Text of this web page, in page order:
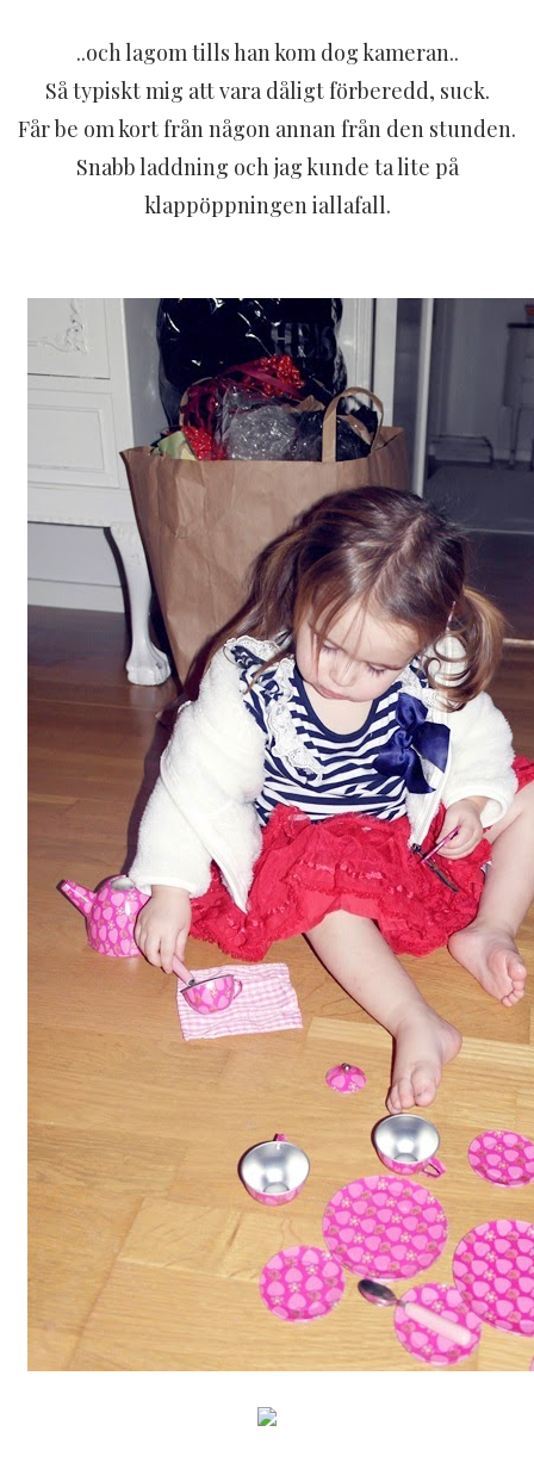
..och lagom tills han kom dog kameran..
Så typiskt mig att vara dåligt förberedd, suck.
Får be om kort från någon annan från den stunden.
Snabb laddning och jag kunde ta lite på
klappöppningen iallafall.